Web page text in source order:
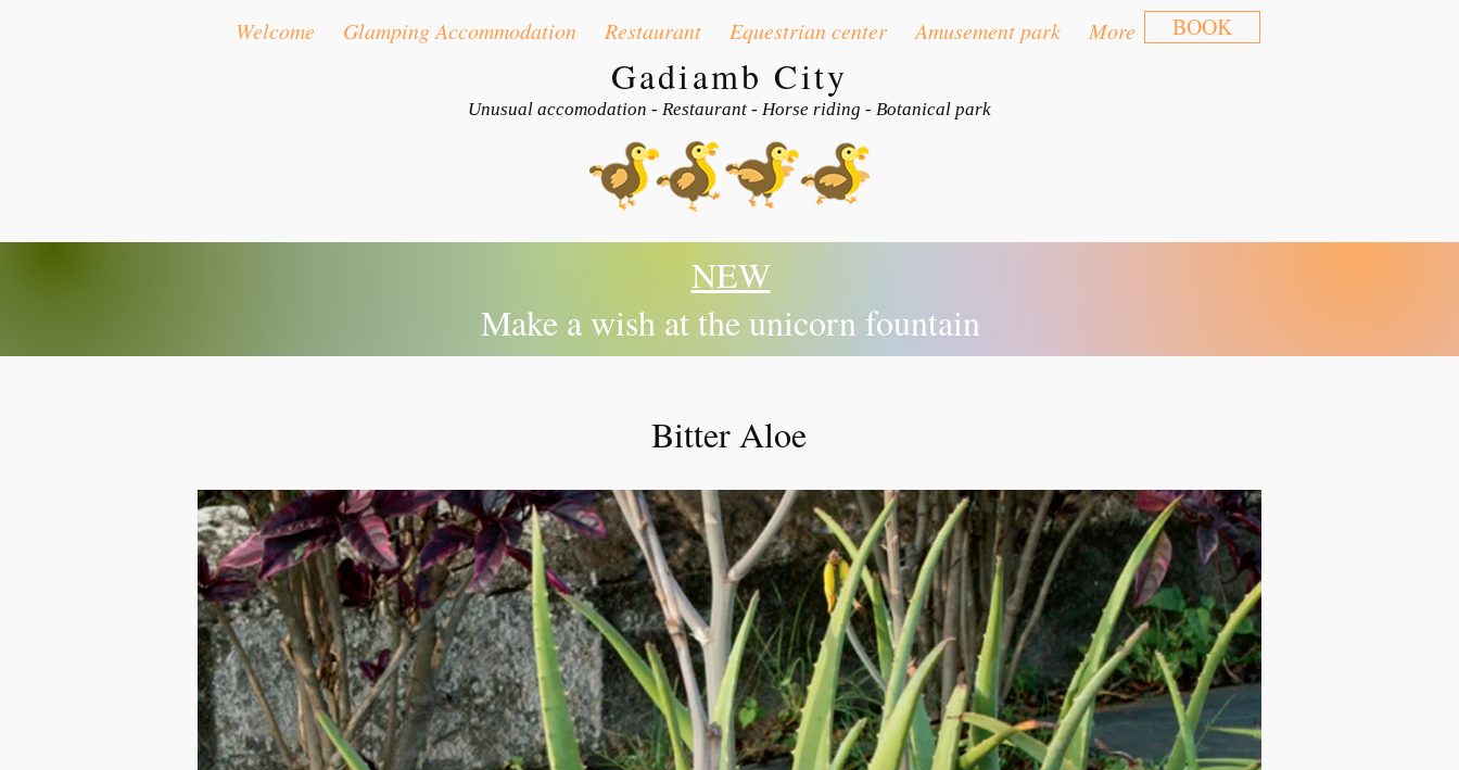
Welcome Glamping Accommodation Restaurant Equestrian center Amusement park More BOOK
Gadiamb City
Unusual accomodation - Restaurant - Horse riding - Botanical park
NEW
Make a wish at the unicorn fountain
Bitter Aloe